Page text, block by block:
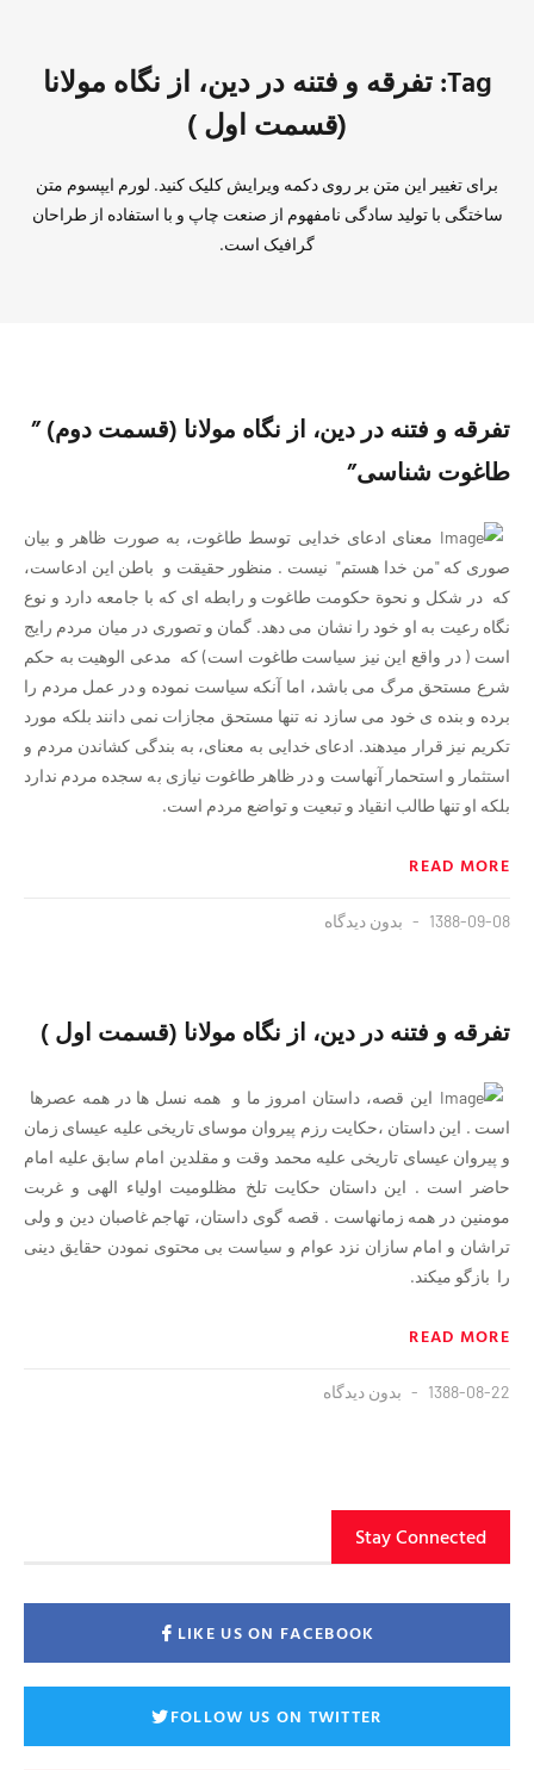
Tag: تفرقه و فتنه در دین، از نگاه مولانا
(قسمت اول )
برای تغییر این متن بر روی دکمه ویرایش کلیک کنید. لورم ایپسوم متن
ساختگی با تولید سادگی نامفهوم از صنعت چاپ و با استفاده از طراحان
گرافیک است.
تفرقه و فتنه در دین، از نگاه مولانا (قسمت دوم) ”
طاغوت شناسی”
معنای ادعای خدایی توسط طاغوت، به صورت ظاهر و بیان
صوری که "من خدا هستم" نیست . منظور حقیقت و باطن این ادعاست،
که در شکل و نحوة حکومت طاغوت و رابطه ای که با جامعه دارد و نوع
نگاه رعیت به او خود را نشان می دهد. گمان و تصوری در میان مردم رایج
است ( در واقع این نیز سیاست طاغوت است) که مدعی الوهیت به حکم
شرع مستحق مرگ می باشد، اما آنکه سیاست نموده و در عمل مردم را
برده و بنده ی خود می سازد نه تنها مستحق مجازات نمی دانند بلکه مورد
تکریم نیز قرار میدهند. ادعای خدایی به معنای، به بندگی کشاندن مردم و
استثمار و استحمار آنهاست و در ظاهر طاغوت نیازی به سجده مردم ندارد
بلکه او تنها طالب انقیاد و تبعیت و تواضع مردم است.
READ MORE
1388-09-08 بدون دیدگاه
تفرقه و فتنه در دین، از نگاه مولانا (قسمت اول )
این قصه، داستان امروز ما و همه نسل ها در همه عصرها
است . این داستان ،حکایت رزم پیروان موسای تاریخی علیه عیسای زمان
و پیروان عیسای تاریخی علیه محمد وقت و مقلدین امام سابق علیه امام
حاضر است . این داستان حکایت تلخ مظلومیت اولیاء الهی و غربت
مومنین در همه زمانهاست . قصه گوی داستان، تهاجم غاصبان دین و ولی
تراشان و امام سازان نزد عوام و سیاست بی محتوی نمودن حقایق دینی
را بازگو میکند.
READ MORE
1388-08-22 بدون دیدگاه
Stay Connected
LIKE US ON FACEBOOK
FOLLOW US ON TWITTER